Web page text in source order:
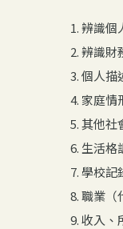
辨識個
辨識財
個人描
家庭情
其他社
生活格
學校記
職業（
收入、